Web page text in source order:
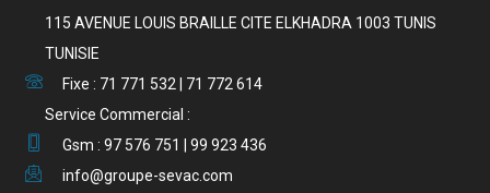
115 AVENUE LOUIS BRAILLE CITE ELKHADRA 1003 TUNIS
TUNISIE
Fixe : 71 771 532 | 71 772 614
Service Commercial :
Gsm : 97 576 751 | 99 923 436
info@groupe-sevac.com